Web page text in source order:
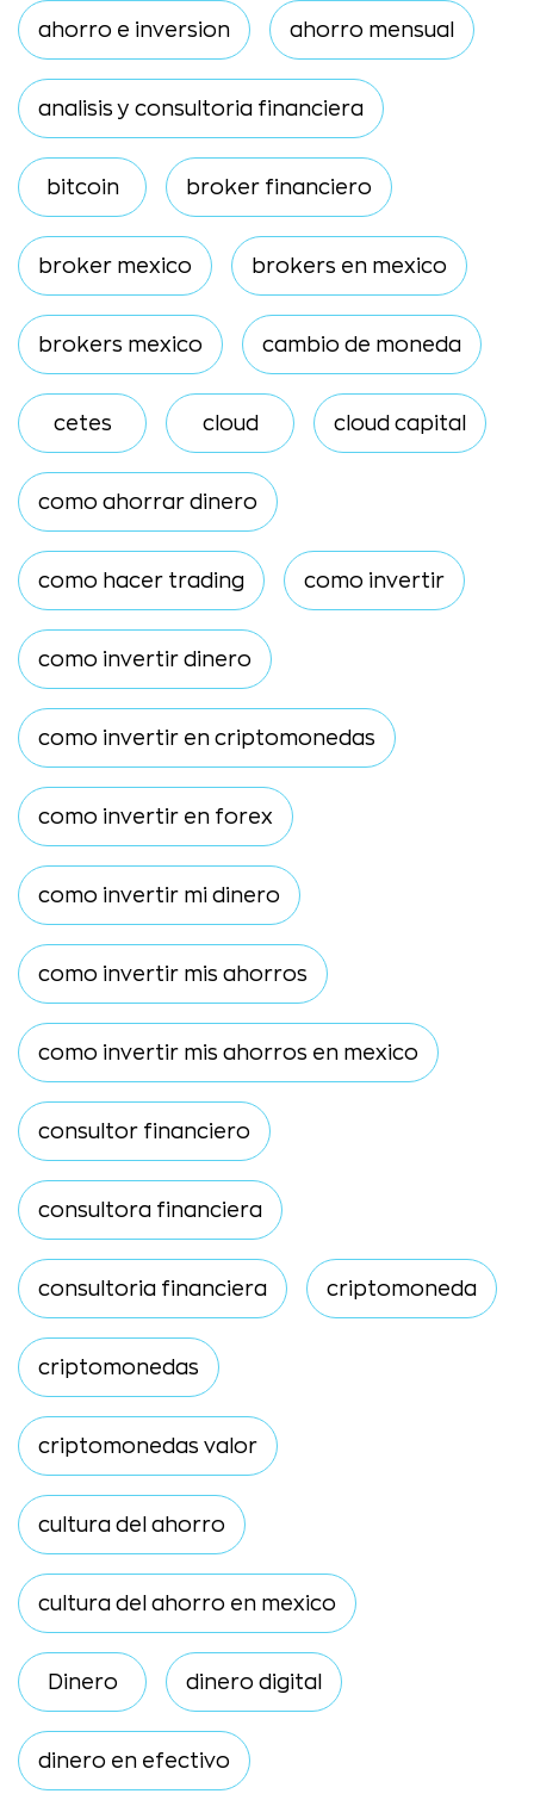
ahorro e inversion ahorro mensual
analisis y consultoria financiera
bitcoin broker financiero
broker mexico brokers en mexico
brokers mexico cambio de moneda
cetes cloud cloud capital
como ahorrar dinero
como hacer trading como invertir
como invertir dinero
como invertir en criptomonedas
como invertir en forex
como invertir mi dinero
como invertir mis ahorros
como invertir mis ahorros en mexico
consultor financiero
consultora financiera
consultoria financiera criptomoneda
criptomonedas
criptomonedas valor
cultura del ahorro
cultura del ahorro en mexico
Dinero dinero digital
dinero en efectivo